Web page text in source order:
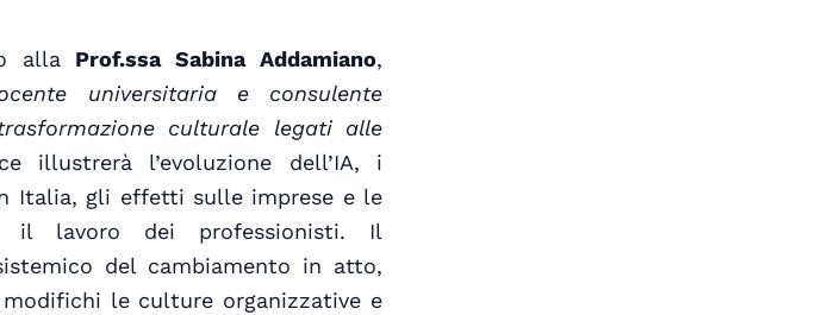
alla Prof.ssa Sabina Addamiano,
universitaria e consulente
culturale legati alle
illustrerà l’evoluzione dell’IA, i
Italia, gli effetti sulle imprese e le
il lavoro dei professionisti. Il
del cambiamento in atto,
le culture organizzative e